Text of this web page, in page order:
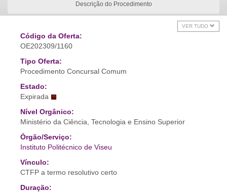
Descrição do Procedimento
VER TUDO
Código da Oferta:
OE202309/1160
Tipo Oferta:
Procedimento Concursal Comum
Estado:
Expirada
Nível Orgânico:
Ministério da Ciência, Tecnologia e Ensino Superior
Órgão/Serviço:
Instituto Politécnico de Viseu
Vínculo:
CTFP a termo resolutivo certo
Duração: